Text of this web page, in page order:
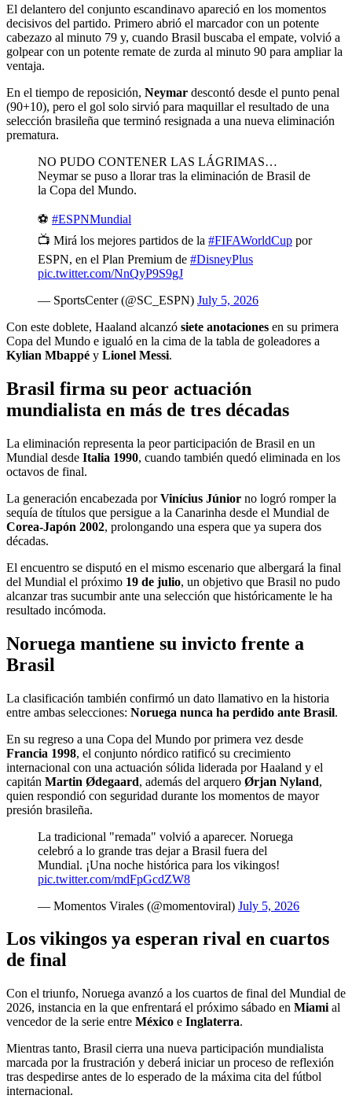
El delantero del conjunto escandinavo apareció en los momentos
decisivos del partido. Primero abrió el marcador con un potente
cabezazo al minuto 79 y, cuando Brasil buscaba el empate, volvió a
golpear con un potente remate de zurda al minuto 90 para ampliar la
ventaja.
En el tiempo de reposición, Neymar descontó desde el punto penal
(90+10), pero el gol solo sirvió para maquillar el resultado de una
selección brasileña que terminó resignada a una nueva eliminación
prematura.
NO PUDO CONTENER LAS LÁGRIMAS…
Neymar se puso a llorar tras la eliminación de Brasil de
la Copa del Mundo.
⚽ #ESPNMundial
📺 Mirá los mejores partidos de la #FIFAWorldCup por
ESPN, en el Plan Premium de #DisneyPlus
pic.twitter.com/NnQyP9S9gJ
— SportsCenter (@SC_ESPN) July 5, 2026
Con este doblete, Haaland alcanzó siete anotaciones en su primera
Copa del Mundo e igualó en la cima de la tabla de goleadores a
Kylian Mbappé y Lionel Messi.
Brasil firma su peor actuación
mundialista en más de tres décadas
La eliminación representa la peor participación de Brasil en un
Mundial desde Italia 1990, cuando también quedó eliminada en los
octavos de final.
La generación encabezada porVinícius Júnior no logró romper la
sequía de títulos que persigue a la Canarinha desde el Mundial de
Corea-Japón 2002, prolongando una espera que ya supera dos
décadas.
El encuentro se disputó en el mismo escenario que albergará la final
del Mundial el próximo 19 de julio, un objetivo que Brasil no pudo
alcanzar tras sucumbir ante una selección que históricamente le ha
resultado incómoda.
Noruega mantiene su invicto frente a
Brasil
La clasificación también confirmó un dato llamativo en la historia
entre ambas selecciones: Noruega nunca ha perdido ante Brasil.
En su regreso a una Copa del Mundo por primera vez desde
Francia 1998, el conjunto nórdico ratificó su crecimiento
internacional con una actuación sólida liderada por Haaland y el
capitán Martin Ødegaard, además del arquero Ørjan Nyland,
quien respondió con seguridad durante los momentos de mayor
presión brasileña.
La tradicional "remada" volvió a aparecer. Noruega
celebró a lo grande tras dejar a Brasil fuera del
Mundial. ¡Una noche histórica para los vikingos!
pic.twitter.com/mdFpGcdZW8
— Momentos Virales (@momentoviral) July 5, 2026
Los vikingos ya esperan rival en cuartos
de final
Con el triunfo, Noruega avanzó a los cuartos de final del Mundial de
2026, instancia en la que enfrentará el próximo sábado en Miami al
vencedor de la serie entre México e Inglaterra.
Mientras tanto, Brasil cierra una nueva participación mundialista
marcada por la frustración y deberá iniciar un proceso de reflexión
tras despedirse antes de lo esperado de la máxima cita del fútbol
internacional.